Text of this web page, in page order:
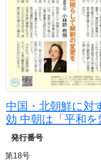
中国・北朝鮮に対
効 中朝は「平和
発行番号
第18号